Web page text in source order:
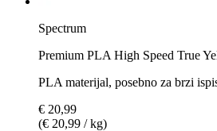
Spectrum
Premium PLA High Speed True
PLA materijal, posebno za brzi
€ 20,99
(€ 20,99 / kg)